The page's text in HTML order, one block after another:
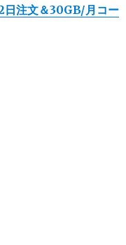
日注文＆30GB/月コー